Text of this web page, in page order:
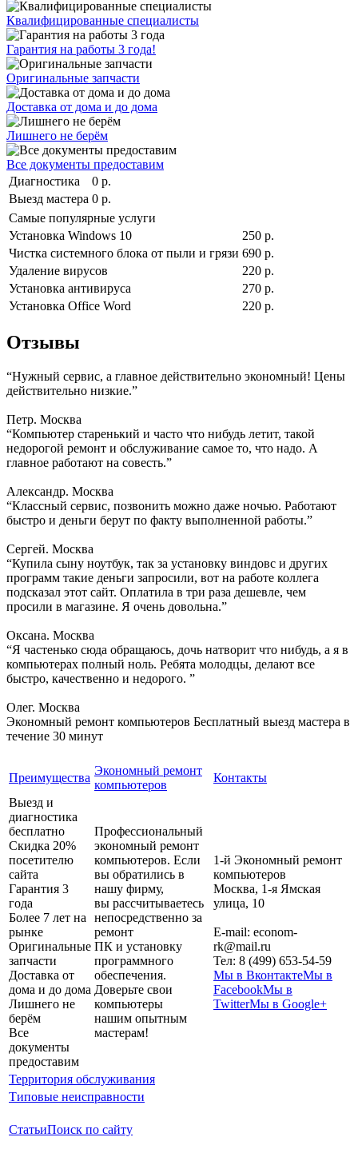
Квалифицированные специалисты
Гарантия на работы 3 года!
Оригинальные запчасти
Доставка от дома и до дома
Лишнего не берём
Все документы предоставим
Диагностика
0 р.
Выезд мастера 0 р.
Самые популярные услуги
Установка Windows 10
250 р.
Чистка системного блока от пыли и грязи 690 р.
Удаление вирусов
220 р.
Установка антивируса
270 р.
Установка Office Word
220 р.
Отзывы
“Нужный сервис, а главное действительно экономный! Цены
действительно низкие.”
Петр. Москва
“Компьютер старенький и часто что нибудь летит, такой
недорогой ремонт и обслуживание самое то, что надо. А
главное работают на совесть.”
Александр. Москва
“Классный сервис, позвонить можно даже ночью. Работают
быстро и деньги берут по факту выполненной работы.”
Сергей. Москва
“Купила сыну ноутбук, так за установку виндовс и других
программ такие деньги запросили, вот на работе коллега
подсказал этот сайт. Оплатила в три раза дешевле, чем
просили в магазине. Я очень довольна.”
Оксана. Москва
“Я частенько сюда обращаюсь, дочь натворит что нибудь, а я в
компьютерах полный ноль. Ребята молодцы, делают все
быстро, качественно и недорого. ”
Олег. Москва
Экономный ремонт компьютеров Бесплатный выезд мастера в
течение 30 минут
Преимущества
Экономный ремонт
компьютеров
Контакты
Выезд и
диагностика
бесплатно
Скидка 20%
посетителю
сайта
Гарантия 3
года
Более 7 лет на
рынке
Оригинальные
запчасти
Доставка от
дома и до дома
Лишнего не
берём
Все
документы
предоставим
Профессиональный
экономный ремонт
компьютеров. Если
вы обратились в
нашу фирму,
вы рассчитываетесь
непосредственно за
ремонт
ПК и установку
программного
обеспечения.
Доверьте свои
компьютеры
нашим опытным
мастерам!
1-й Экономный ремонт
компьютеров
Москва, 1-я Ямская
улица, 10
E-mail: econom-
rk@mail.ru
Тел: 8 (499) 653-54-59
Мы в ВконтактеМы в
FacebookМы в
TwitterМы в Google+
Территория обслуживания
Типовые неисправности
СтатьиПоиск по сайту